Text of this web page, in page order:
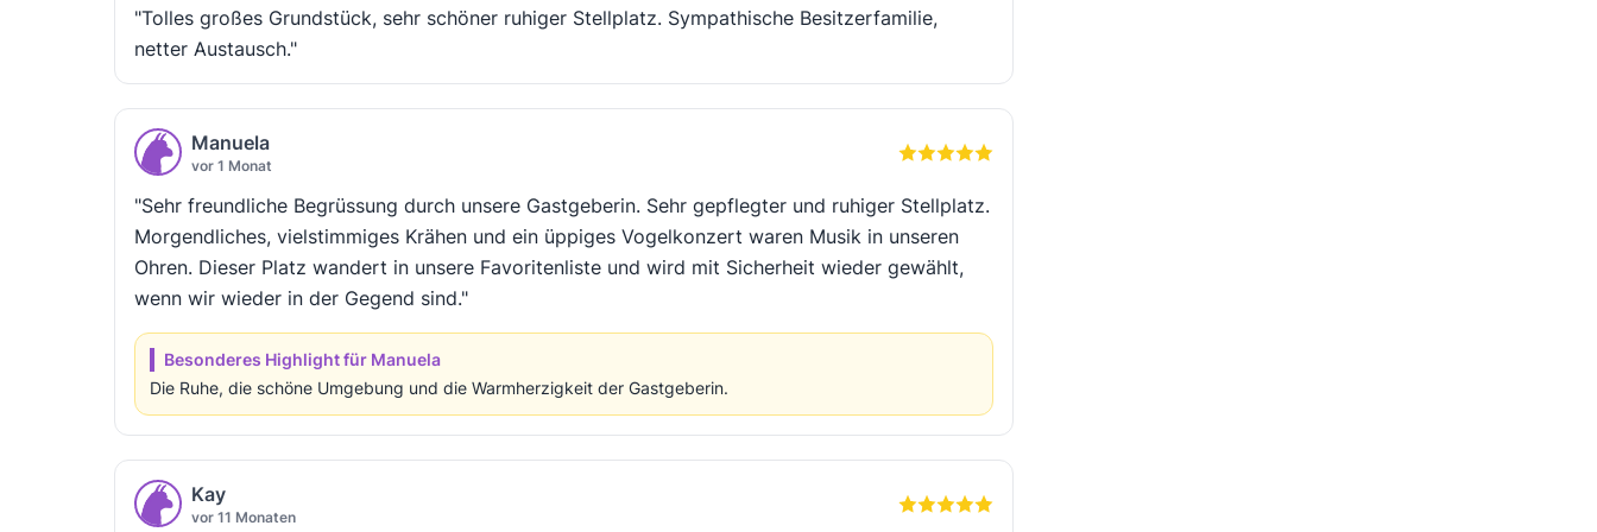
"Tolles großes Grundstück, sehr schöner ruhiger Stellplatz. Sympathische Besitzerfamilie,
netter Austausch."
Manuela
vor 1 Monat
"Sehr freundliche Begrüssung durch unsere Gastgeberin. Sehr gepflegter und ruhiger Stellplatz.
Morgendliches, vielstimmiges Krähen und ein üppiges Vogelkonzert waren Musik in unseren
Ohren. Dieser Platz wandert in unsere Favoritenliste und wird mit Sicherheit wieder gewählt,
wenn wir wieder in der Gegend sind."
Besonderes Highlight für Manuela
Die Ruhe, die schöne Umgebung und die Warmherzigkeit der Gastgeberin.
Kay
vor 11 Monaten